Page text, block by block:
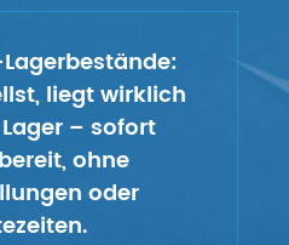
liegt wirklich
– sofort
ohne
oder